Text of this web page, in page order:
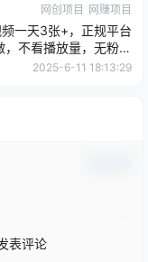
网创项目 网赚项目
一天3张+，正规平台
，不看播放量，无粉丝
，随时随地挣收益【揭
2025-6-11 18:13:29
表评论